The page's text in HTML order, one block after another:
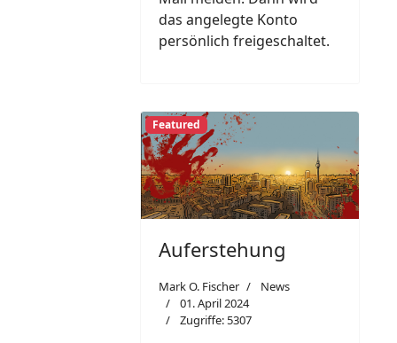
das angelegte Konto
persönlich freigeschaltet.
Featured
Auferstehung
Mark O. Fischer
News
01. April 2024
Zugriffe: 5307